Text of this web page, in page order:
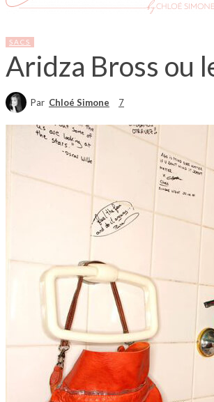
SACS
Aridza Bross ou
Par Chloé Simone 7